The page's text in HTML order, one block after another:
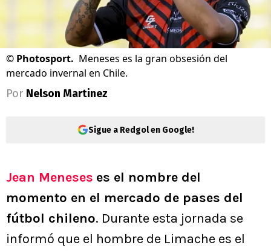
© Photosport. Meneses es la gran obsesión del
mercado invernal en Chile.
Por Nelson Martinez
Sigue a Redgol en Google!
Jean Meneses es el nombre del
momento en el mercado de pases del
fútbol chileno. Durante esta jornada se
informó que el hombre de Limache es el